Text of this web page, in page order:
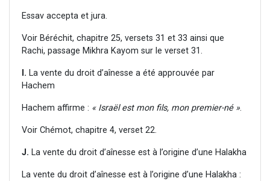
Essav accepta et jura.
Voir Béréchit, chapitre 25, versets 31 et 33 ainsi que
Rachi, passage Mikhra Kayom sur le verset 31.
I. La vente du droit d’aînesse a été approuvée par
Hachem
Hachem affirme : « Israël est mon fils, mon premier-né ».
Voir Chémot, chapitre 4, verset 22.
J. La vente du droit d’aînesse est à l’origine d’une Halakha
La vente du droit d’aînesse est à l’origine d’une Halakha :